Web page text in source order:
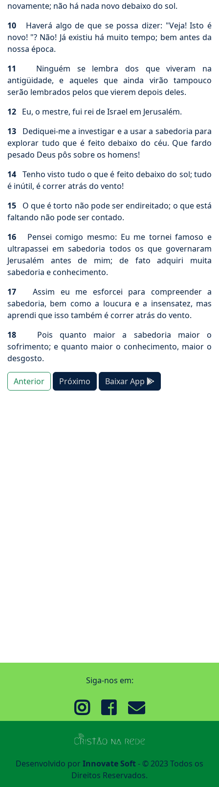
novamente; não há nada novo debaixo do sol.
10 Haverá algo de que se possa dizer: "Veja! Isto é
novo! "? Não! Já existiu há muito tempo; bem antes da
nossa época.
11 Ninguém se lembra dos que viveram na
antigüidade, e aqueles que ainda virão tampouco
serão lembrados pelos que vierem depois deles.
12 Eu, o mestre, fui rei de Israel em Jerusalém.
13 Dediquei-me a investigar e a usar a sabedoria para
explorar tudo que é feito debaixo do céu. Que fardo
pesado Deus pôs sobre os homens!
14 Tenho visto tudo o que é feito debaixo do sol; tudo
é inútil, é correr atrás do vento!
15 O que é torto não pode ser endireitado; o que está
faltando não pode ser contado.
16 Pensei comigo mesmo: Eu me tornei famoso e
ultrapassei em sabedoria todos os que governaram
Jerusalém antes de mim; de fato adquiri muita
sabedoria e conhecimento.
17 Assim eu me esforcei para compreender a
sabedoria, bem como a loucura e a insensatez, mas
aprendi que isso também é correr atrás do vento.
18 Pois quanto maior a sabedoria maior o
sofrimento; e quanto maior o conhecimento, maior o
desgosto.
Anterior Próximo Baixar App
Siga-nos em:
Desenvolvido porInnovate Soft- © 2023 Todos os
Direitos Reservados.